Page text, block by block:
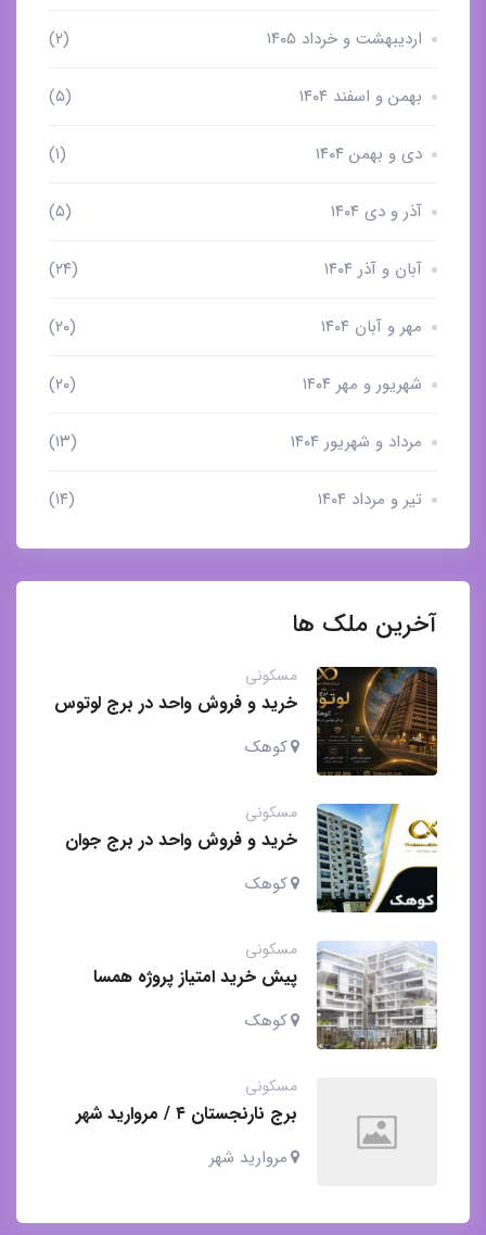
اردیبهشت و خرداد ۱۴۰۵ (۲)
بهمن و اسفند ۱۴۰۴ (۵)
دی و بهمن ۱۴۰۴ (۱)
آذر و دی ۱۴۰۴ (۵)
آبان و آذر ۱۴۰۴ (۲۴)
مهر و آبان ۱۴۰۴ (۲۰)
شهریور و مهر ۱۴۰۴ (۲۰)
مرداد و شهریور ۱۴۰۴ (۱۳)
تیر و مرداد ۱۴۰۴ (۱۴)
آخرین ملک ها
مسکونی
خرید و فروش واحد در برج لوتوس
کوهک
مسکونی
خرید و فروش واحد در برج جوان
کوهک
مسکونی
پیش خرید امتیاز پروژه همسا
کوهک
مسکونی
برج نارنجستان ۴ / مروارید شهر
مروارید شهر